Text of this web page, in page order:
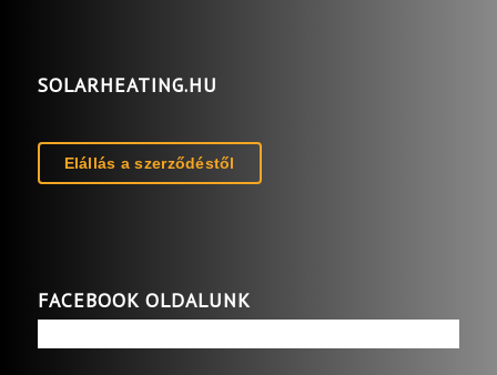
SOLARHEATING.HU
Elállás a szerződéstől
FACEBOOK OLDALUNK